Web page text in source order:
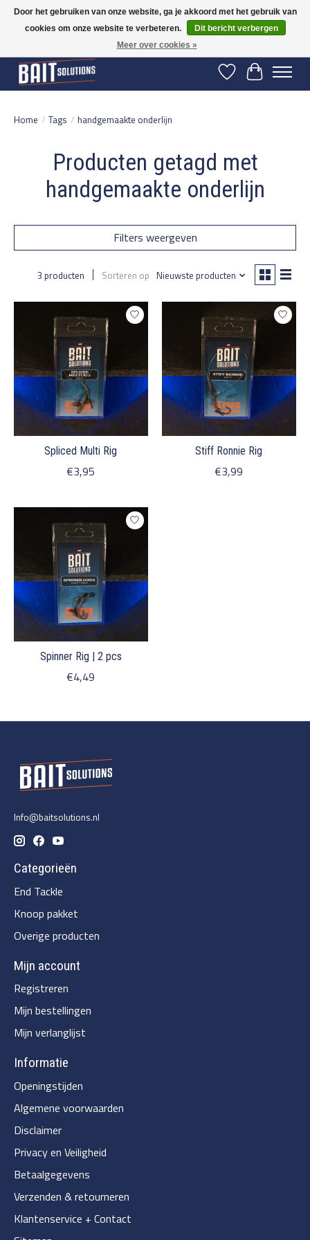
Gratis verzending vanaf 50 euro binnen NL | Op voorraad binnen 2-5 werkdagen
verzonden | België vanaf 70 euro gratis verzonden
Verlanglijst
Home / Tags / handgemaakte onderlijn
Producten getagd met
handgemaakte onderlijn
Filters weergeven
3 producten Sorteren op Nieuwste producten
Spliced Multi Rig
€3,95
Stiff Ronnie Rig
€3,99
Spinner Rig | 2 pcs
€4,49
Info@baitsolutions.nl
Categorieën
End Tackle
Knoop pakket
Overige producten
Mijn account
Registreren
Mijn bestellingen
Mijn verlanglijst
Informatie
Openingstijden
Algemene voorwaarden
Disclaimer
Privacy en Veiligheid
Betaalgegevens
Verzenden & retourneren
Klantenservice + Contact
Door het gebruiken van onze website, ga je akkoord met het gebruik van
cookies om onze website te verbeteren.
Dit bericht verbergen
Meer over cookies »